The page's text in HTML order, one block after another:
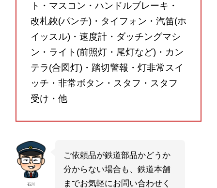
ト・マスコン・ハンドルブレーキ・
改札鋏(パンチ)・タイフォン・汽笛(ホ
イッスル)・速度計・ダッチングマシ
ン・ライト(前照灯・尾灯など)・カン
テラ(合図灯)・踏切警報・灯非常スイ
ッチ・非常ボタン・スタフ・スタフ
受け・他
石川
ご依頼品が鉄道部品かどうか
分からない場合も、鉄道本舗
までお気軽にお問い合わせく